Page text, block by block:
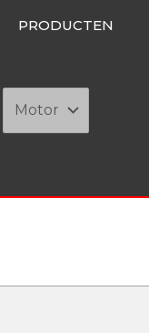
PRODUCTEN